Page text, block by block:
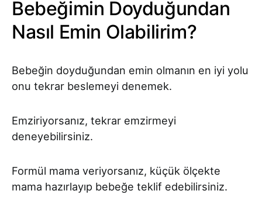
Bebeğimin Doyduğundan
Nasıl Emin Olabilirim?
Bebeğin doyduğundan emin olmanın en iyi yolu
onu tekrar beslemeyi denemek.
Emziriyorsanız, tekrar emzirmeyi
deneyebilirsiniz.
Formül mama veriyorsanız, küçük ölçekte
mama hazırlayıp bebeğe teklif edebilirsiniz.